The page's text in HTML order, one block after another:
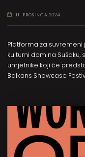
11. PROSINCA 2024.
Platforma za suvremeni
kulturni dom na
umjetnike koji će
Balkans Showcase